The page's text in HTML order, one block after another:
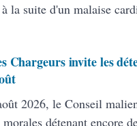
la suite d'un malaise
Chargeurs invite les
2026, le Conseil
détenant encore